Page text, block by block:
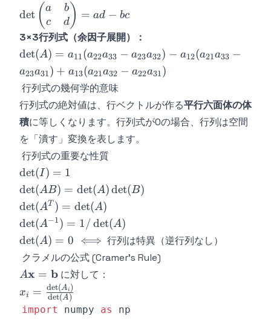
\det\begin{pmatrix}
a & b \\ c & d
\end{pmatrix} = ad
- bc
det (a
c
b
d) = ad − bc
3×3行列式（余因子展開）：
\det(A) =
a_{11}
(a_{22}a_{33}
a_{23}a_{32})
- a_{12}
(a_{21}a_{33}
-
a_{23}a_{31})
+ a_{13}
(a_{21}a_{32}
-
a_{22}a_{31})
det(A) = a11(a22a33 − a23a32) − a12(a21a33 −
a23a31) + a13(a21a32 − a22a31)
行列式の幾何学的意味
行列式の絶対値は、行ベクトルが作る平行六面体の体
積に等しくなります。行列式が0の場合、行列は空間
を「潰す」変換を表します。
行列式の重要な性質
\det(I)
= 1
det(I) = 1
\det(AB) =
\det(A)\det(B)
det(AB) = det(A)det(B)
\det(A^T)
= \det(A)
det(AT ) = det(A)
\det(A^{-1})
= 1/\det(A)
det(A−1) = 1/det(A)
\det(A)
= 0 \iff
det(A) = 0 ⟺ 行列は特異（逆行列なし）
クラメルの公式 (Cramer's Rule)
A\mathbf{x}
=
\mathbf{b}
Ax = bに対して：
x_i =
\frac{\det(A_i)}
{\det(A)}
xi = det(A)
det(Ai )
import numpy as